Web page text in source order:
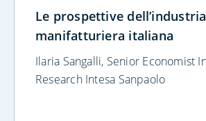
Le prospettive dell’industria
manifatturiera italiana
Ilaria Sangalli, Senior Economist
Research Intesa Sanpaolo